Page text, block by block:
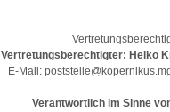
Vertretungsberechtigter: Heiko
E-Mail:
Verantwortlich im Sinne